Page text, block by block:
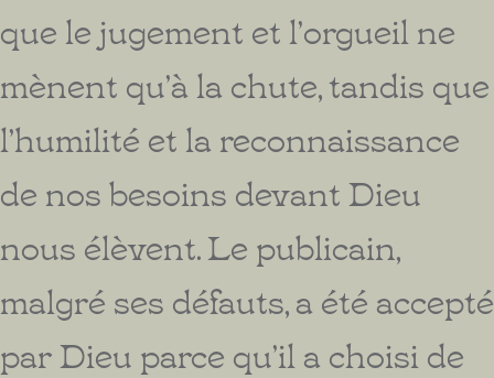
que le jugement et l’orgueil ne
mènent qu’à la chute, tandis que
l’humilité et la reconnaissance
de nos besoins devant Dieu
nous élèvent. Le publicain,
malgré ses défauts, a été accepté
par Dieu parce qu’il a choisi de